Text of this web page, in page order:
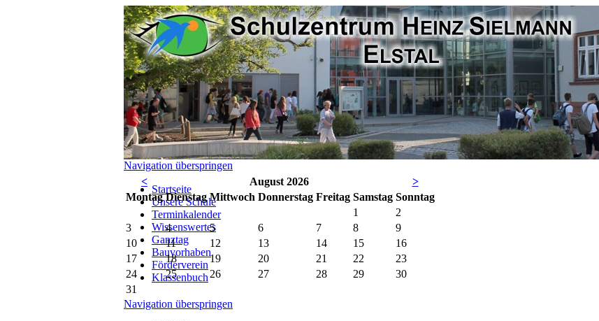
Navigation überspringen
Startseite
Unsere Schule
Terminkalender
Wissenswertes
Ganztag
Bauvorhaben
Förderverein
Klassenbuch
< August 2026
>
Montag Dienstag Mittwoch Donnerstag Freitag Samstag Sonntag
1
2
3
4 5 6 7 8
9
10
11 12 13 14 15
16
17
18 19 20 21 22
23
24
25 26 27 28 29
30
31
Navigation überspringen